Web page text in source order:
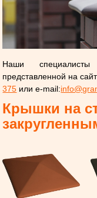
Наши
представленной на
375 или e-mail:
Крышки на